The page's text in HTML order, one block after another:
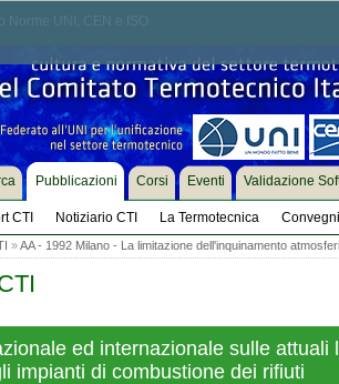
Pubblicazioni
CTI Notiziario CTI La Termotecnica
Corsi Eventi Validazione
»AA - 1992 Milano - La limitazione dell'inquinamento
ed internazionale sulle attuali
impianti di combustione dei rifiuti